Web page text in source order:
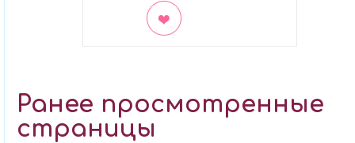
Ранее просмотренные
страницы